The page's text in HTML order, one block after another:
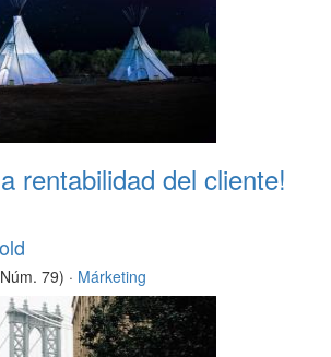
rentabilidad del cliente!
79) · Márketing